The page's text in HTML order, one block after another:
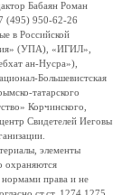
Бабаян Роман
(495) 950-62-26
в Российской
(УПА), «ИГИЛ»,
ан-Нусра»),
Большевистская
татарского
Корчинского,
Свидетелей Иеговы
элементы
охраняются
права и не